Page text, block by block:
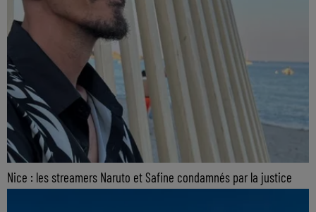
Nice : les streamers Naruto et Safine condamnés par la justice